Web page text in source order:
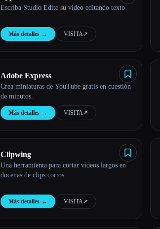
Escriba Studio Edite su video editando texto
Más detalles → VISITA↗︎
Adobe Express
Crea miniaturas de YouTube gratis en cuestión
de minutos.
Más detalles → VISITA↗︎
Clipwing
Una herramienta para cortar vídeos largos en
docenas de clips cortos
Más detalles → VISITA↗︎